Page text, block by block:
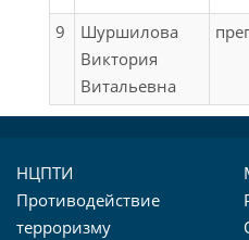
9
Шуршилова
Виктория
Витальевна
НЦПТИ
Противодействие
терроризму